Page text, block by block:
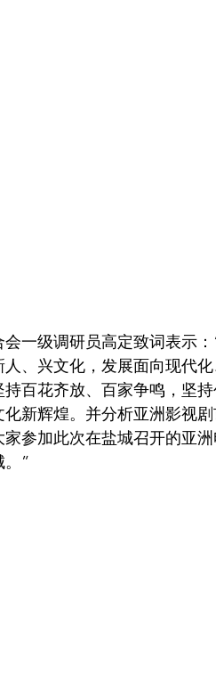
一级调研员高定致词表示
、兴文化，发展面向现代
百花齐放、百家争鸣，坚
新辉煌。并分析亚洲影视
参加此次在盐城召开的亚
。”